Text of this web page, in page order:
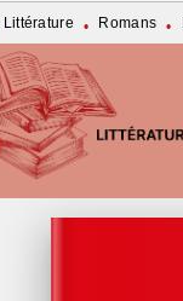
Littérature • Romans •